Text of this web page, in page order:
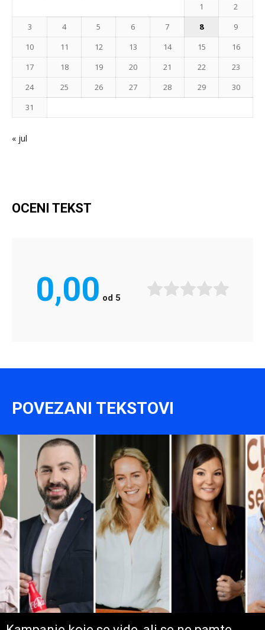
1
2
3
4 5 6 7 8
9
10
11 12 13 14 15
16
17
18 19 20 21 22
23
24
25 26 27 28 29
30
31
« jul
OCENI TEKST
0,00 od 5
POVEZANI TEKSTOVI